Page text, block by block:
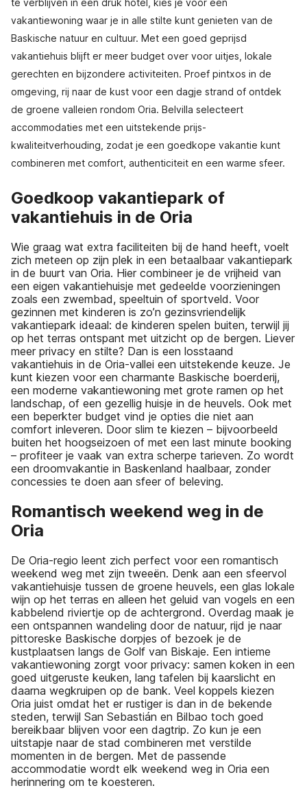
te verblijven in een druk hotel, kies je voor een
vakantiewoning waar je in alle stilte kunt genieten van de
Baskische natuur en cultuur. Met een goed geprijsd
vakantiehuis blijft er meer budget over voor uitjes, lokale
gerechten en bijzondere activiteiten. Proef pintxos in de
omgeving, rij naar de kust voor een dagje strand of ontdek
de groene valleien rondom Oria. Belvilla selecteert
accommodaties met een uitstekende prijs-
kwaliteitverhouding, zodat je een goedkope vakantie kunt
combineren met comfort, authenticiteit en een warme sfeer.
Goedkoop vakantiepark of
vakantiehuis in de Oria
Wie graag wat extra faciliteiten bij de hand heeft, voelt
zich meteen op zijn plek in een betaalbaar vakantiepark
in de buurt van Oria. Hier combineer je de vrijheid van
een eigen vakantiehuisje met gedeelde voorzieningen
zoals een zwembad, speeltuin of sportveld. Voor
gezinnen met kinderen is zo’n gezinsvriendelijk
vakantiepark ideaal: de kinderen spelen buiten, terwijl jij
op het terras ontspant met uitzicht op de bergen. Liever
meer privacy en stilte? Dan is een losstaand
vakantiehuis in de Oria-vallei een uitstekende keuze. Je
kunt kiezen voor een charmante Baskische boerderij,
een moderne vakantiewoning met grote ramen op het
landschap, of een gezellig huisje in de heuvels. Ook met
een beperkter budget vind je opties die niet aan
comfort inleveren. Door slim te kiezen – bijvoorbeeld
buiten het hoogseizoen of met een last minute booking
– profiteer je vaak van extra scherpe tarieven. Zo wordt
een droomvakantie in Baskenland haalbaar, zonder
concessies te doen aan sfeer of beleving.
Romantisch weekend weg in de
Oria
De Oria-regio leent zich perfect voor een romantisch
weekend weg met zijn tweeën. Denk aan een sfeervol
vakantiehuisje tussen de groene heuvels, een glas lokale
wijn op het terras en alleen het geluid van vogels en een
kabbelend riviertje op de achtergrond. Overdag maak je
een ontspannen wandeling door de natuur, rijd je naar
pittoreske Baskische dorpjes of bezoek je de
kustplaatsen langs de Golf van Biskaje. Een intieme
vakantiewoning zorgt voor privacy: samen koken in een
goed uitgeruste keuken, lang tafelen bij kaarslicht en
daarna wegkruipen op de bank. Veel koppels kiezen
Oria juist omdat het er rustiger is dan in de bekende
steden, terwijl San Sebastián en Bilbao toch goed
bereikbaar blijven voor een dagtrip. Zo kun je een
uitstapje naar de stad combineren met verstilde
momenten in de bergen. Met de passende
accommodatie wordt elk weekend weg in Oria een
herinnering om te koesteren.